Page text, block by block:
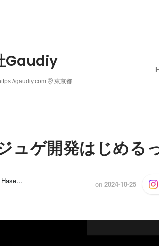
Gaudiy
gaudiy.com 東京都
ュゲ開発はじめる
Gaudiy HR, Koichi Hasegawa on 2024-10-25